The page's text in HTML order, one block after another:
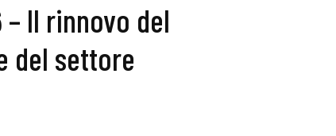
Il rinnovo del
del settore